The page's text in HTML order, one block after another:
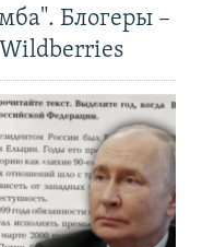
Блогеры –
Wildberries